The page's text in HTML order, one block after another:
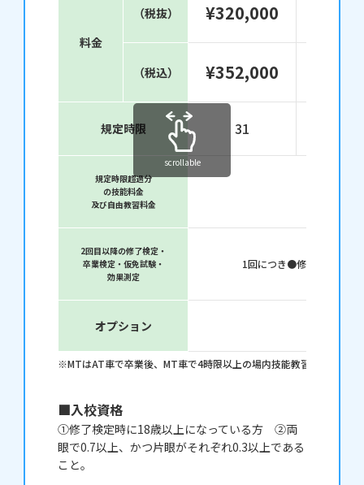
MTはAT車で卒業後、MT車で4時限以上の場内技能教習を行います
料金
（税抜） ¥320,000
（税込） ¥352,000
規定時限 31
規定時限超過分
の技能料金
及び自由教習料金
2回目以降の修了検定・
卒業検定・仮免試験・
効果測定
1回につき 修了検定
オプション
scrollable
入校資格
①修了検定時に18歳以上になっている方 ②両
眼で0.7以上、かつ片眼がそれぞれ0.3以上である
こと。